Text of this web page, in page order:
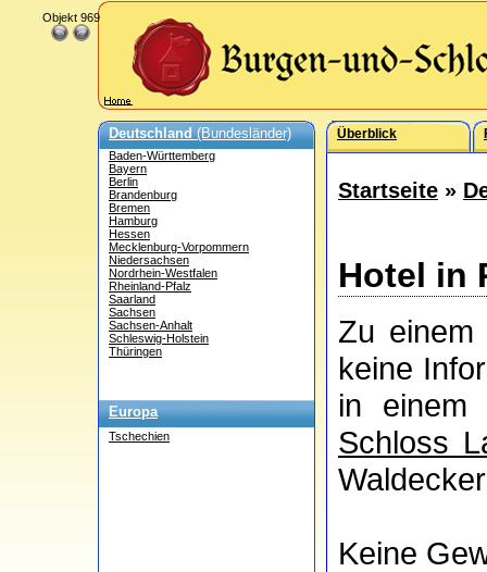
Deutschland(Bundesländer)
Baden-Württemberg
Bayern
Berlin
Brandenburg
Bremen
Hamburg
Hessen
Mecklenburg-Vorpommern
Niedersachsen
Nordrhein-Westfalen
Rheinland-Pfalz
Saarland
Sachsen
Sachsen-Anhalt
Schleswig-Holstein
Thüringen
Europa
Tschechien
Überblick
Startseite »
Hotel in
Zu einem
keine
in einem
Schloss
Keine
Objekt 969